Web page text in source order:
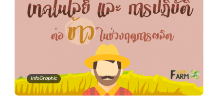
InfoGraphic